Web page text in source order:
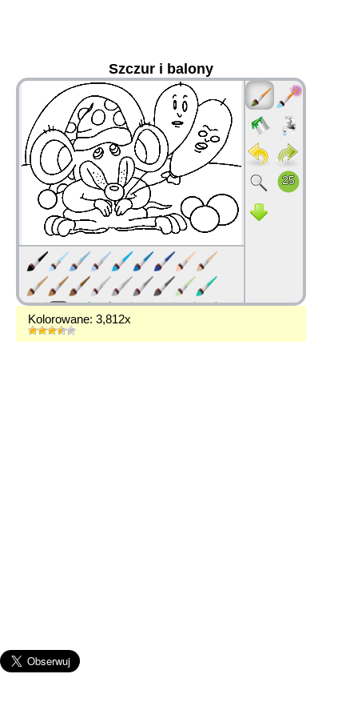
Szczur i balony
Kolorowane: 3,812x